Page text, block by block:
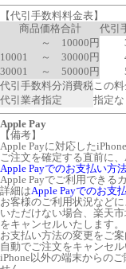
【代引手数料料金表】
商品価格合計
代引
～ 10000円
10001 ～ 30000円
30001 ～ 50000円
代引手数料分消費税この
代引業者指定
指定な
Apple Pay
【備考】
Apple Payに対応した
ご注文を確定する直前に
Apple Payでのお支払い方
Apple Payでご利用できる
詳細はApple Payでのお支
お客様のご利用状況など
いただけない場合、楽天
をキャンセルいたします。
お支払い方法の変更をご
自動でご注文をキャンセル
iPhone以外の端末からの